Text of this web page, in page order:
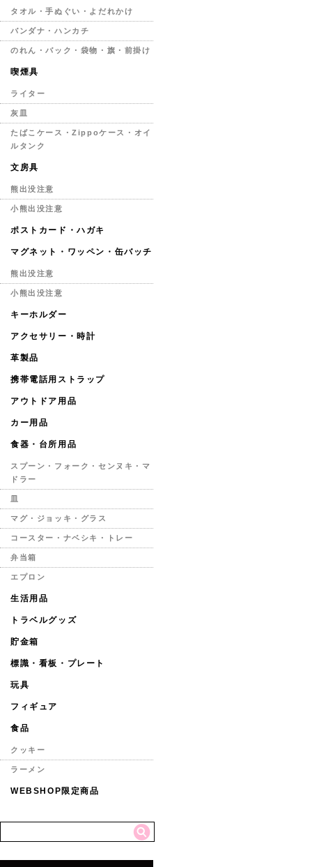
タオル・手ぬぐい・よだれかけ
バンダナ・ハンカチ
のれん・バック・袋物・旗・前掛け
喫煙具
ライター
灰皿
たばこケース・Zippoケース・オイ
ルタンク
文房具
熊出没注意
小熊出没注意
ポストカード・ハガキ
マグネット・ワッペン・缶バッチ
熊出没注意
小熊出没注意
キーホルダー
アクセサリー・時計
革製品
携帯電話用ストラップ
アウトドア用品
カー用品
食器・台所用品
スプーン・フォーク・センヌキ・マ
ドラー
マグ・ジョッキ・グラス
コースター・ナベシキ・トレー
弁当箱
エプロン
生活用品
トラベルグッズ
貯金箱
標識・看板・プレート
玩具
フィギュア
食品
クッキー
ラーメン
WEBSHOP限定商品